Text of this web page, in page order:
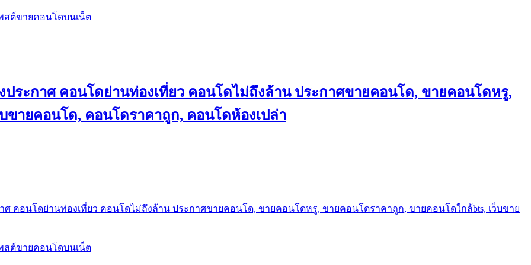
สต์ขายคอนโดบนเน็ต
ประกาศ คอนโดย่านท่องเที่ยว คอนโดไม่ถึงล้าน ประกาศขายคอนโด, ขายคอนโดหรู,
ขายคอนโด, คอนโดราคาถูก, คอนโดห้องเปล่า
ศ คอนโดย่านท่องเที่ยว คอนโดไม่ถึงล้าน ประกาศขายคอนโด, ขายคอนโดหรู, ขายคอนโดราคาถูก, ขายคอนโดใกล้bts, เว็บขาย
สต์ขายคอนโดบนเน็ต